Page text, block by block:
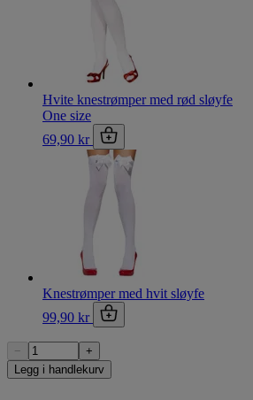
Hvite knestrømper med rød sløyfe
One size
69,90 kr
Knestrømper med hvit sløyfe
99,90 kr
−
+
Legg i handlekurv